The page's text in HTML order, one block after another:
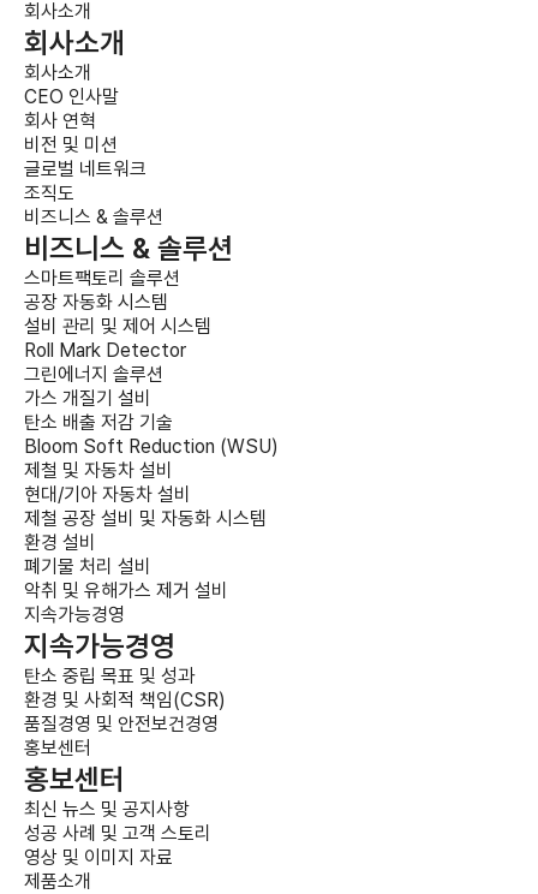
회사소개
회사소개
회사소개
CEO 인사말
회사 연혁
비전 및 미션
글로벌 네트워크
조직도
비즈니스 & 솔루션
비즈니스 & 솔루션
스마트팩토리 솔루션
공장 자동화 시스템
설비 관리 및 제어 시스템
Roll Mark Detector
그린에너지 솔루션
가스 개질기 설비
탄소 배출 저감 기술
Bloom Soft Reduction (WSU)
제철 및 자동차 설비
현대/기아 자동차 설비
제철 공장 설비 및 자동화 시스템
환경 설비
폐기물 처리 설비
악취 및 유해가스 제거 설비
지속가능경영
지속가능경영
탄소 중립 목표 및 성과
환경 및 사회적 책임(CSR)
품질경영 및 안전보건경영
홍보센터
홍보센터
최신 뉴스 및 공지사항
성공 사례 및 고객 스토리
영상 및 이미지 자료
제품소개